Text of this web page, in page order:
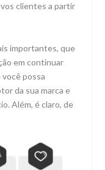
clientes a partir
importantes, que
em continuar
você possa
da sua marca e
Além, é claro, de